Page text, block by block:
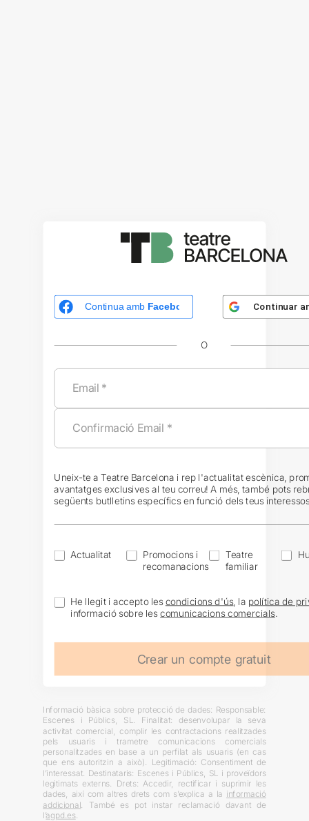
Continua amb Facebook Continuar
O
Uneix-te a Teatre Barcelona i rep l'actualitat escènica,
avantatges exclusives al teu correu! A més, també pots
següents butlletins específics en funció dels teus
Actualitat
Promocions i
recomanacions
Teatre
familiar
He llegit i accepto lescondicions d'ús, la política de
informació sobre lescomunicacions comercials.
Crear un compte gratuit
Informació bàsica sobre protecció de dades: Responsable:
Escenes i Públics, SL. Finalitat: desenvolupar la seva
activitat comercial, complir les contractacions realitzades
pels usuaris i trametre comunicacions comercials
personalitzades en base a un perfilat als usuaris (en cas
que ens autoritzin a això). Legitimació: Consentiment de
l’interessat. Destinataris: Escenes i Públics, SL i proveïdors
legitimats externs. Drets: Accedir, rectificar i suprimir les
dades, així com altres drets com s’explica a la informació
addicional . També es pot instar reclamació davant de
l’agpd.es.